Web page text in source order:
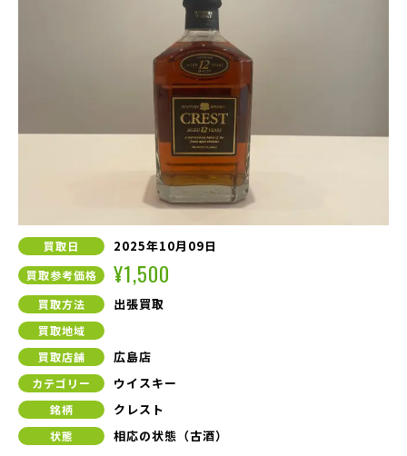
買取日 2025年10月09日
買取参考価格 ¥1,500
買取方法 出張買取
買取地域
買取店舗
広島店
カテゴリー ウイスキー
銘柄 クレスト
状態 相応の状態（古酒）